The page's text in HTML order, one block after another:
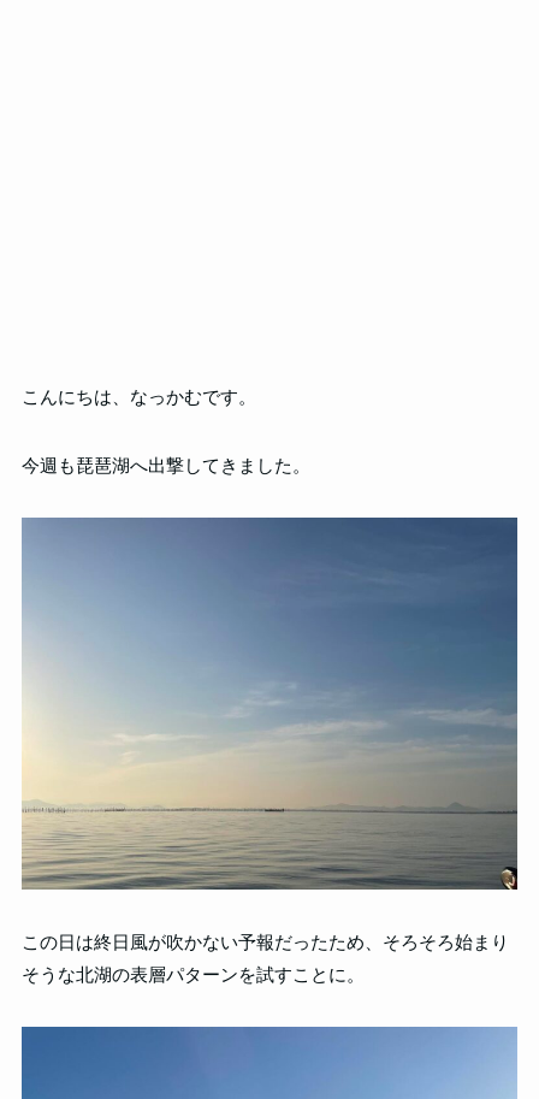
こんにちは、なっかむです。
今週も琵琶湖へ出撃してきました。
この日は終日風が吹かない予報だったため、そろそろ始まり
そうな北湖の表層パターンを試すことに。